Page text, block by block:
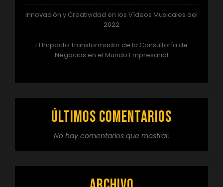
Innovación y Creatividad en los Vídeos Musicales del
2022
El Impacto Transformador de la Consultoría de
Negocios en el Mundo Empresarial
Últimos comentarios
No hay comentarios que mostrar.